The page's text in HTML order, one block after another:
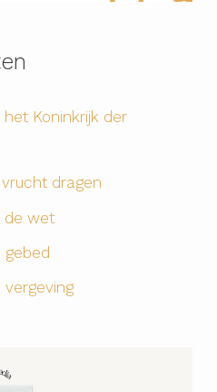
Koninkrijk der
vrucht dragen
de wet
gebed
vergeving